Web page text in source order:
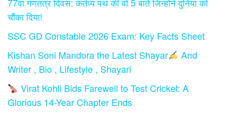
चौंका दिया!
SSC GD Constable 2026 Exam: Key Facts Sheet
Kishan Soni Mandora the Latest Shayar
And
Writer , Bio , Lifestyle , Shayari
Virat Kohli Bids Farewell to Test Cricket: A
Glorious 14-Year Chapter Ends